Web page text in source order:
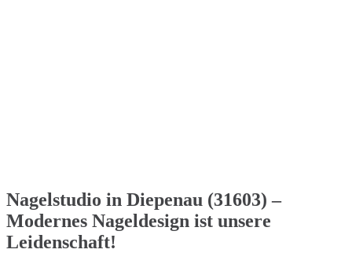
Nagelstudio in Diepenau (31603) –
Modernes Nageldesign ist unsere
Leidenschaft!